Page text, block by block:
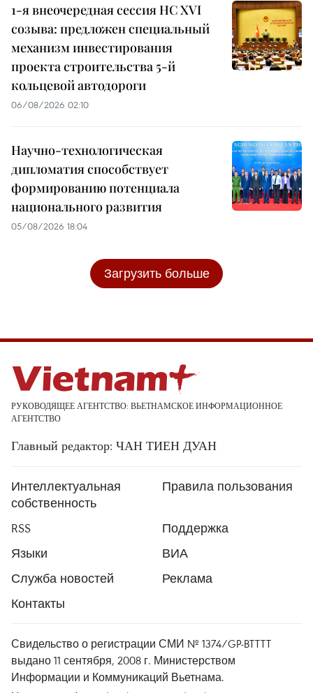
1-я внеочередная сессия НС XVI
созыва: предложен специальный
механизм инвестирования
проекта строительства 5-й
кольцевой автодороги
06/08/2026 02:10
Научно-технологическая
дипломатия способствует
формированию потенциала
национального развития
05/08/2026 18:04
Загрузить больше
РУКОВОДЯЩЕЕ АГЕНТСТВО: ВЬЕТНАМСКОЕ ИНФОРМАЦИОННОЕ
АГЕНТСТВО
Главный редактор: ЧАН ТИЕН ДУАН
Интеллектуальная
собственность
Правила пользования
RSS
Поддержка
Языки
ВИА
Служба новостей
Реклама
Контакты
Свидельство о регистрации СМИ № 1374/GP-BTTTT
выдано 11 сентября, 2008 г. Министерством
Информации и Коммуникаций Вьетнама.